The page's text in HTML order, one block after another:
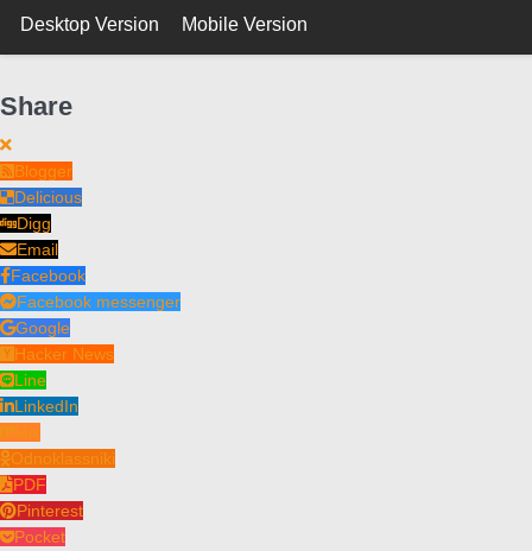
Desktop Version Mobile Version
Share
Blogger
Delicious
Digg
Email
Facebook
Facebook messenger
Google
Hacker News
Line
LinkedIn
Odnoklassniki
PDF
Pinterest
Pocket